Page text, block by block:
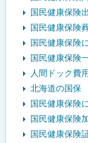
国民健康保険
国民健康保険
国民健康保険
国民健康保険
人間ドック費
北海道の国保
国民健康保険
国民健康保険
国民健康保険